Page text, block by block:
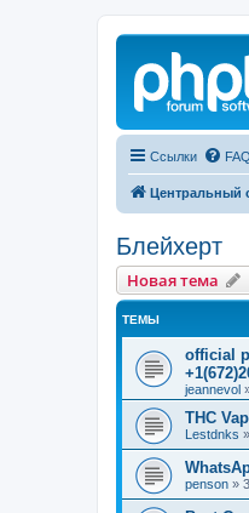
Ссылки FAQ
Центральный
Блейхерт
Новая тема
ТЕМЫ
official
jeannevol
THC
Lestdnks »
penson »